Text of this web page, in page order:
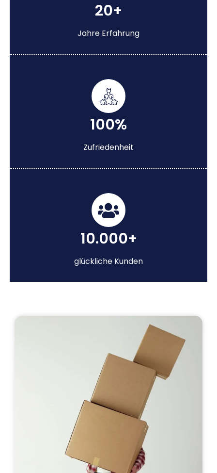
20+
Jahre Erfahrung
100%
Zufriedenheit
10.000+
glückliche Kunden